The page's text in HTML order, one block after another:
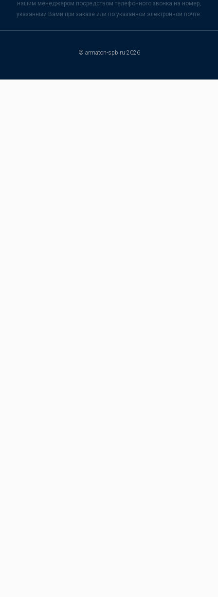
нашим менеджером посредством телефонного звонка на номер,
указанный Вами при заказе или по указанной электронной почте.
© armaton-spb.ru 2026